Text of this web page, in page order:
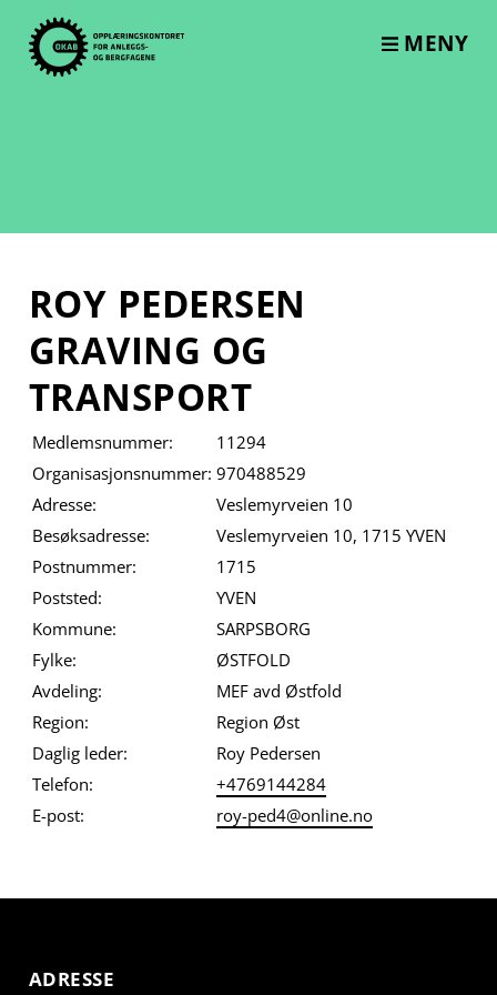
content
MENY
ROY PEDERSEN
GRAVING OG
TRANSPORT
Medlemsnummer:
11294
Organisasjonsnummer: 970488529
Adresse:
Veslemyrveien 10
Besøksadresse:
Veslemyrveien 10, 1715 YVEN
Postnummer:
1715
Poststed:
YVEN
Kommune:
SARPSBORG
Fylke:
ØSTFOLD
Avdeling:
MEF avd Østfold
Region:
Region Øst
Daglig leder:
Roy Pedersen
Telefon:
+4769144284
E-post:
roy-ped4@online.no
ADRESSE